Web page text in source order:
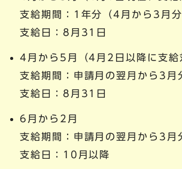
支給期間：1年分（4月から3月分
支給日：8月31日
4月から5月（4月2日以降に支給
支給期間：申請月の翌月から3月
支給日：8月31日
6月から2月
支給期間：申請月の翌月から3月
支給日：10月以降